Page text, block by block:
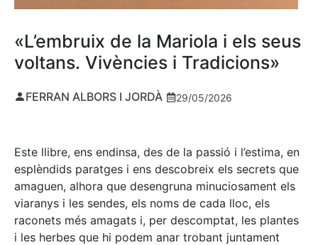
«L’embruix de la Mariola i els seus
voltans. Vivències i Tradicions»
FERRAN ALBORS I JORDÀ 29/05/2026
Este llibre, ens endinsa, des de la passió i l’estima, en
esplèndids paratges i ens descobreix els secrets que
amaguen, alhora que desengruna minuciosament els
viaranys i les sendes, els noms de cada lloc, els
raconets més amagats i, per descomptat, les plantes
i les herbes que hi podem anar trobant juntament